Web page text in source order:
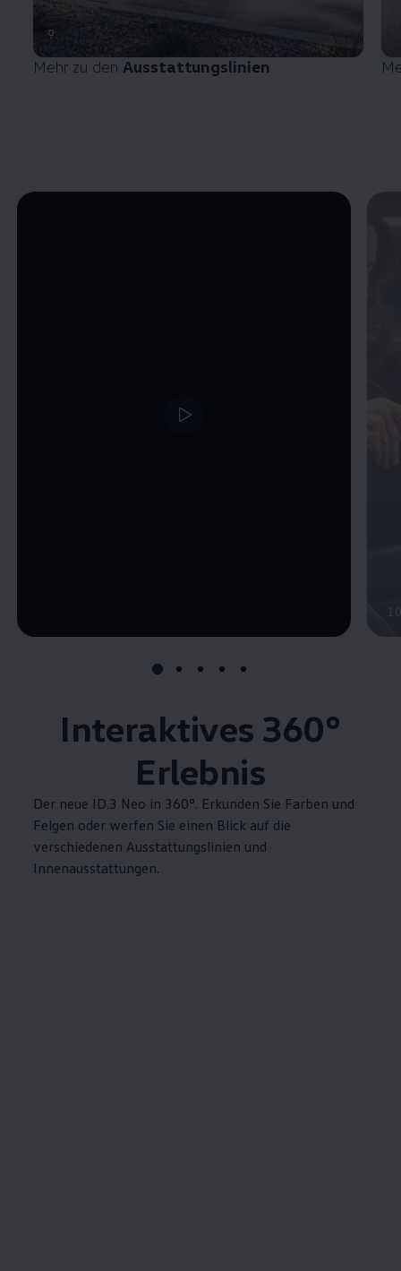
9
Mehr zu den Ausstattungslinien
Enable fullscreen mode
10
Interaktives 360°
Erlebnis
Der neue ID.3 Neo in 360°. Erkunden Sie Farben und
Felgen oder werfen Sie einen Blick auf die
verschiedenen Ausstattungslinien und
Innenausstattungen.